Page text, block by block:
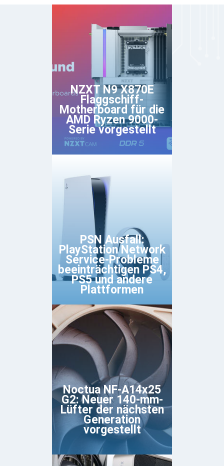
NZXT N9 X870E
Flaggschiff-
Motherboard für die
AMD Ryzen 9000-
Serie vorgestellt
PSN Ausfall:
PlayStation Network
Service-Probleme
beeinträchtigen PS4,
PS5 und andere
Plattformen
Noctua NF-A14x25
G2: Neuer 140-mm-
Lüfter der nächsten
Generation
vorgestellt